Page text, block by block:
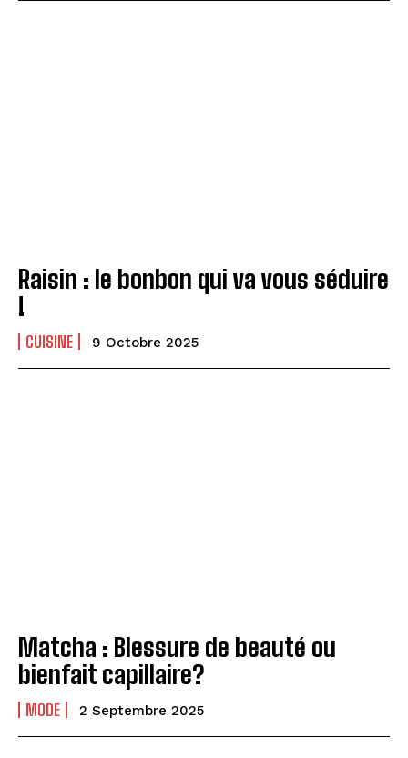
Raisin : le bonbon qui va vous séduire
!
CUISINE 9 Octobre 2025
Matcha : Blessure de beauté ou
bienfait capillaire?
MODE 2 Septembre 2025